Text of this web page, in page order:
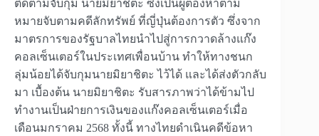
ติดตามจับกุม นายมิยาชิตะ ซึ่งเป็นผู้ต้องหาตาม
หมายจับตามคดีลักทรัพย์ ที่ญี่ปุ่นต้องการตัว ซึ่งจาก
มาตรการของรัฐบาลไทยนำไปสู่การกวาดล้างแก๊ง
คอลเซ็นเตอร์ในประเทศเพื่อนบ้าน ทำให้ทางชนก
ลุ่มน้อยได้จับกุมนายมิยาชิตะ ไว้ได้ และได้ส่งตัวกลับ
มา เบื้องต้น นายมิยาชิตะ รับสารภาพว่าได้ข้ามไป
ทำงานเป็นฝ่ายการเงินของแก๊งคอลเซ็นเตอร์เมื่อ
เดือนมกราคม 2568 ทั้งนี้ ทางไทยดำเนินคดีข้อหา